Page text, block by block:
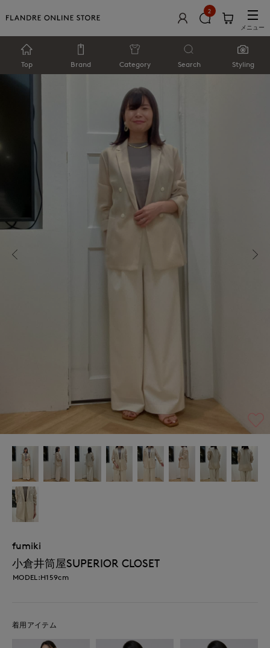
2
メニュー
Top Brand Category Search Styling
fumiki
小倉井筒屋SUPERIOR CLOSET
MODEL:H159cm
着用アイテム